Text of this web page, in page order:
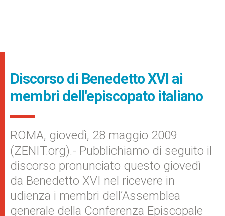
Discorso di Benedetto XVI ai
membri dell'episcopato italiano
ROMA, giovedì, 28 maggio 2009
(ZENIT.org).- Pubblichiamo di seguito il
discorso pronunciato questo giovedì
da Benedetto XVI nel ricevere in
udienza i membri dell’Assemblea
generale della Conferenza Episcopale